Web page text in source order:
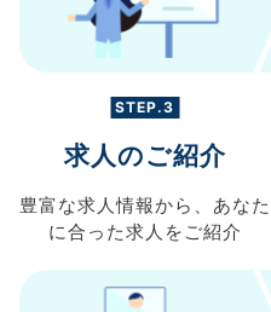
STEP.3
求人のご紹介
豊富な求人情報から、 あなた
に合った求人を ご紹介